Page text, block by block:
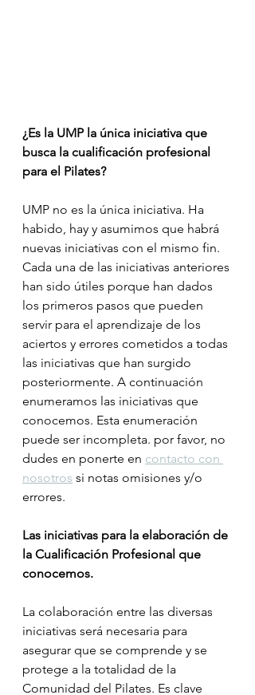
¿Es la UMP la única iniciativa que
busca la cualificación profesional
para el Pilates?
UMP no es la única iniciativa. Ha
habido, hay y asumimos que habrá
nuevas iniciativas con el mismo fin.
Cada una de las iniciativas anteriores
han sido útiles porque han dados
los primeros pasos que pueden
servir para el aprendizaje de los
aciertos y errores cometidos a todas
las iniciativas que han surgido
posteriormente. A continuación
enumeramos las iniciativas que
conocemos. Esta enumeración
puede ser incompleta. por favor, no
dudes en ponerte en contacto con
nosotros si notas omisiones y/o
errores.
Las iniciativas para la elaboración de
la Cualificación Profesional que
conocemos.
La colaboración entre las diversas
iniciativas será necesaria para
asegurar que se comprende y se
protege a la totalidad de la
Comunidad del Pilates. Es clave